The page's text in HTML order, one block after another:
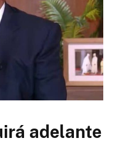
adelante